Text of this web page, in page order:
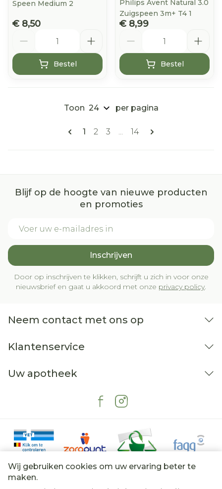
Wij gebruiken cookies om uw ervaring beter te
maken.
Speen Medium 2
€ 8,50
Bestel
Philips Avent Natural 3.0
Zuigspeen 3m+ T4 1
€ 8,99
Bestel
Pagina's
U lees momenteel pagina
1 Pagina
2 Pagina
3 ... Pagina
14
Toon per pagina
Blijf op de hoogte van nieuwe producten
en promoties
Inschrijven
Door op inschrijven te klikken, schrijft u zich in voor onze
nieuwsbrief en gaat u akkoord met onze privacy policy.
Neem contact met ons op
Klantenservice
Uw apotheek